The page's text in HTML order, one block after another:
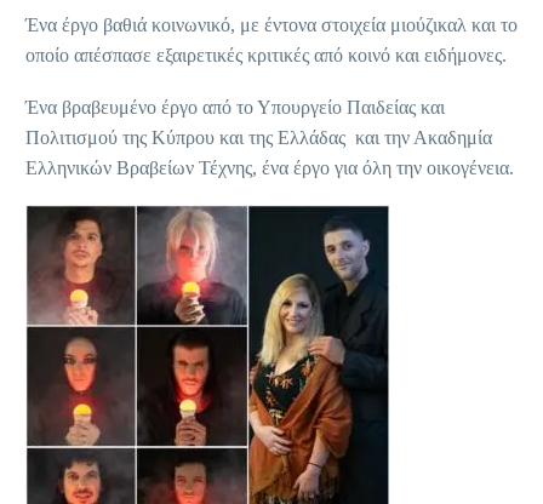
Ένα έργο βαθιά κοινωνικό, με έντονα στοιχεία μιούζικαλ και το
οποίο απέσπασε εξαιρετικές κριτικές από κοινό και ειδήμονες.
Ένα βραβευμένο έργο από το Υπουργείο Παιδείας και
Πολιτισμού της Κύπρου και της Ελλάδας και την Ακαδημία
Ελληνικών Βραβείων Τέχνης, ένα έργο για όλη την οικογένεια.